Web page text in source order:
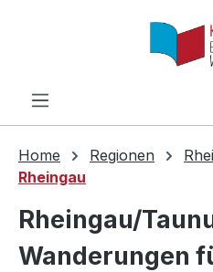
Zum Hauptinhalt springen
Home Regionen
Rheingau
Rheingau/
Wanderungen